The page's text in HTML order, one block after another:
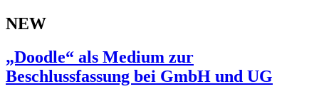
NEW
„Doodle“ als Medium zur
Beschlussfassung bei GmbH und UG